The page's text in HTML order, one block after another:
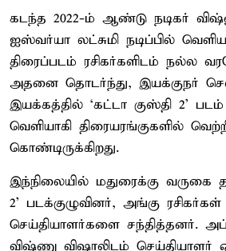
கடந்த 2022-ம் ஆண்டு நடிகர்
ஐஸ்வர்யா லட்சுமி நடிப்பில்
திரைப்படம் ரசிகர்களிடம் நல்ல
அதனை தொடர்ந்து, இயக்குநர்
இயக்கத்தில் ‘கட்டா குஸ்தி 2’
வெளியாகி திரையரங்குகளில்
கொண்டிருக்கிறது.
இந்நிலையில் மதுரைக்கு வருகை
2’ படக்குழுவினர், அங்கு
செய்தியாளர்களை சந்தித்தனர்.
விஷ்ணு விஷாலிடம் செய்தியாளர்